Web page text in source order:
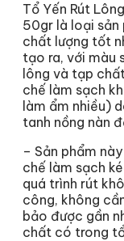
Tổ Yến Rút
50gr là loại sản
chất lượng tốt
tạo ra, với màu
lông và tạp
chế làm sạch
làm ẩm nhiều)
tanh nồng nàn
– Sản phẩm
chế làm sạch
quá trình rút
công, không
bảo được gần
chất có trong